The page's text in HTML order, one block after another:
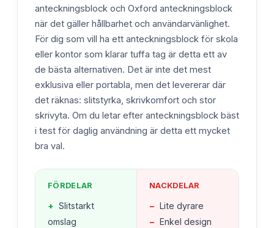
anteckningsblock och Oxford anteckningsblock
när det gäller hållbarhet och användarvänlighet.
För dig som vill ha ett anteckningsblock för skola
eller kontor som klarar tuffa tag är detta ett av
de bästa alternativen. Det är inte det mest
exklusiva eller portabla, men det levererar där
det räknas: slitstyrka, skrivkomfort och stor
skrivyta. Om du letar efter anteckningsblock bäst
i test för daglig användning är detta ett mycket
bra val.
FÖRDELAR
+ Slitstarkt
omslag
NACKDELAR
− Lite dyrare
− Enkel design